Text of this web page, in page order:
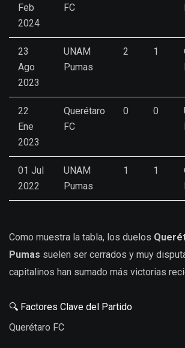
Feb
2024
FC
23
Ago
2023
UNAM
Pumas
2 1
22
Ene
2023
Querétaro
FC
0 0
01 Jul
2022
UNAM
Pumas
1 1
Como muestra la tabla, los duelos
Pumas suelen ser cerrados y muy
capitalinos han sumado más victorias
🔍 Factores Clave del Partido
Querétaro FC